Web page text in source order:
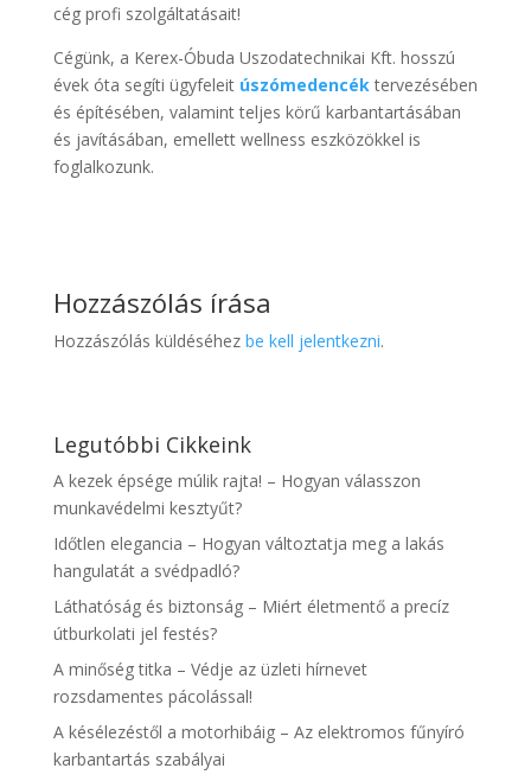
cég profi szolgáltatásait!
Cégünk, a Kerex-Óbuda Uszodatechnikai Kft. hosszú
évek óta segíti ügyfeleit úszómedencék tervezésében
és építésében, valamint teljes körű karbantartásában
és javításában, emellett wellness eszközökkel is
foglalkozunk.
Hozzászólás írása
Hozzászólás küldéséhez be kell jelentkezni.
Legutóbbi Cikkeink
A kezek épsége múlik rajta! – Hogyan válasszon
munkavédelmi kesztyűt?
Időtlen elegancia – Hogyan változtatja meg a lakás
hangulatát a svédpadló?
Láthatóság és biztonság – Miért életmentő a precíz
útburkolati jel festés?
A minőség titka – Védje az üzleti hírnevet
rozsdamentes pácolással!
A késélezéstől a motorhibáig – Az elektromos fűnyíró
karbantartás szabályai